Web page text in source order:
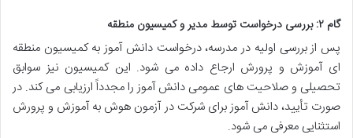
گام ۲: بررسی درخواست توسط مدیر و کمیسیون منطقه
پس از بررسی اولیه در مدرسه، درخواست دانش آموز به کمیسیون منطقه
ای آموزش و پرورش ارجاع داده می شود. این کمیسیون نیز سوابق
تحصیلی و صلاحیت های عمومی دانش آموز را مجدداً ارزیابی می کند. در
صورت تأیید، دانش آموز برای شرکت در آزمون هوش به آموزش و پرورش
استثنایی معرفی می شود.